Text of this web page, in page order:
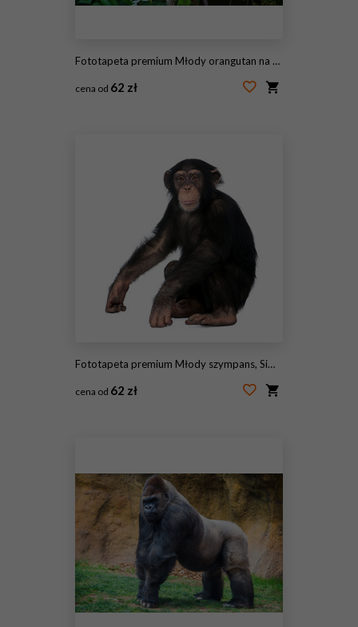
Fototapeta premium Młody orangutan na drzewie
cena od 62 zł
Fototapeta premium Młody szympans, Simia troglodytes, 5 lat, siedzący na białym tle
cena od 62 zł